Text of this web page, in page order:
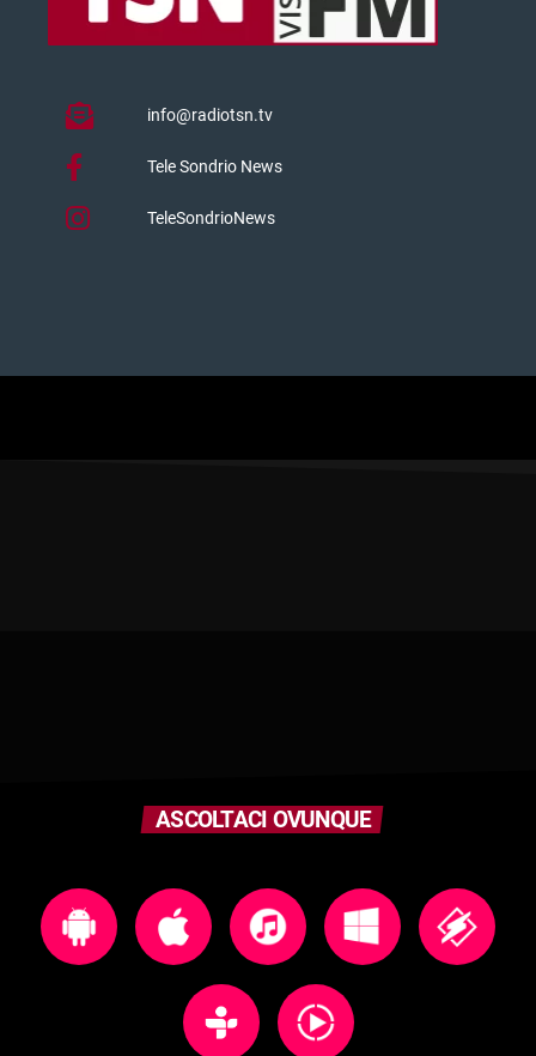
info@radiotsn.tv
Tele Sondrio News
TeleSondrioNews
ASCOLTACI OVUNQUE